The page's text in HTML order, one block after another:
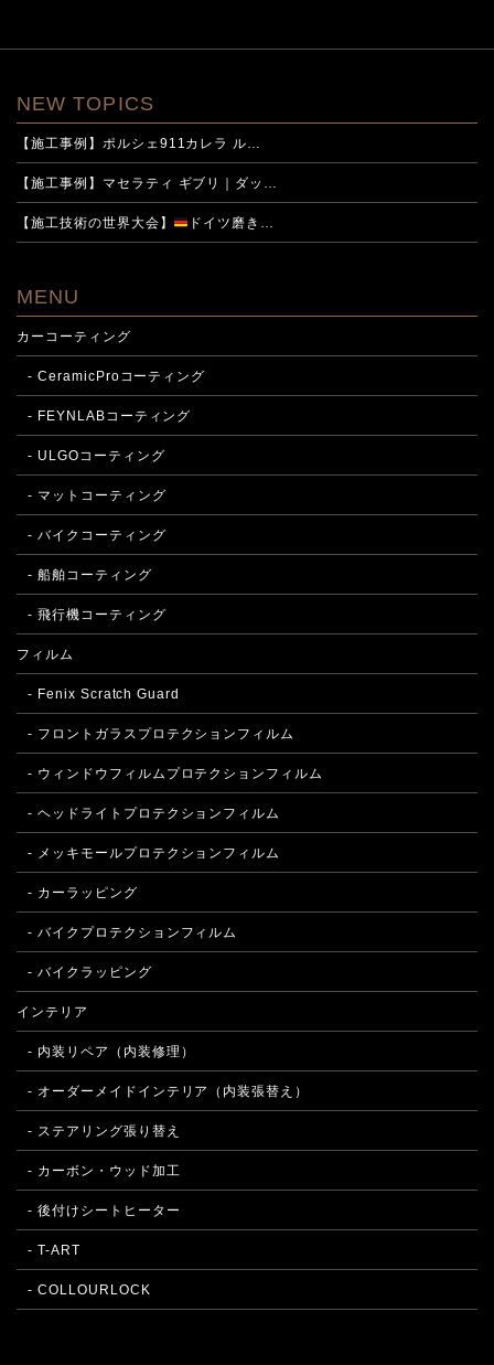
NEW TOPICS
【施工事例】ポルシェ911カレラ ル…
【施工事例】マセラティ ギブリ｜ダッ…
【施工技術の世界大会】 ドイツ磨き…
MENU
カーコーティング
- CeramicProコーティング
- FEYNLABコーティング
- ULGOコーティング
- マットコーティング
- バイクコーティング
- 船舶コーティング
- 飛行機コーティング
フィルム
- Fenix Scratch Guard
- フロントガラスプロテクションフィルム
- ウィンドウフィルムプロテクションフィルム
- ヘッドライトプロテクションフィルム
- メッキモールプロテクションフィルム
- カーラッピング
- バイクプロテクションフィルム
- バイクラッピング
インテリア
- 内装リペア（内装修理）
- オーダーメイドインテリア（内装張替え）
- ステアリング張り替え
- カーボン・ウッド加工
- 後付けシートヒーター
- T-ART
- COLLOURLOCK